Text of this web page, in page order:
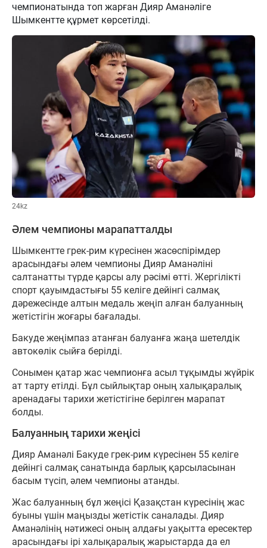
чемпионатында топ жарған Дияр Аманәліге
Шымкентте құрмет көрсетілді.
24kz
Әлем чемпионы марапатталды
Шымкентте грек-рим күресінен жасөспірімдер
арасындағы әлем чемпионы Дияр Аманәліні
салтанатты түрде қарсы алу рәсімі өтті. Жергілікті
спорт қауымдастығы 55 келіге дейінгі салмақ
дәрежесінде алтын медаль жеңіп алған балуанның
жетістігін жоғары бағалады.
Бакуде жеңімпаз атанған балуанға жаңа шетелдік
автокөлік сыйға берілді.
Сонымен қатар жас чемпионға асыл тұқымды жүйрік
ат тарту етілді. Бұл сыйлықтар оның халықаралық
аренадағы тарихи жетістігіне берілген марапат
болды.
Балуанның тарихи жеңісі
Дияр Аманәлі Бакуде грек-рим күресінен 55 келіге
дейінгі салмақ санатында барлық қарсыласынан
басым түсіп, әлем чемпионы атанды.
Жас балуанның бұл жеңісі Қазақстан күресінің жас
буыны үшін маңызды жетістік саналады. Дияр
Аманәлінің нәтижесі оның алдағы уақытта ересектер
арасындағы ірі халықаралық жарыстарда да ел